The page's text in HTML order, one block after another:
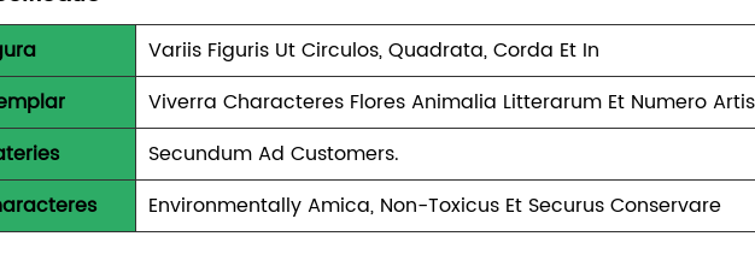
Variis Figuris Ut Circulos, Quadrata, Corda Et In
Viverra Characteres Flores Animalia Litterarum Et Numero
Secundum Ad Customers.
Environmentally Amica, Non-Toxicus Et Securus Conservare